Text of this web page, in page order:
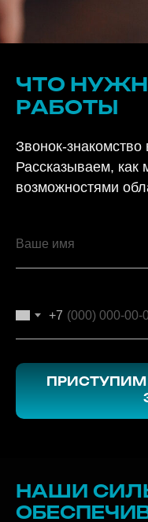
ЧТО
Звонок-знакомство
Рассказываем, как
НАШИ